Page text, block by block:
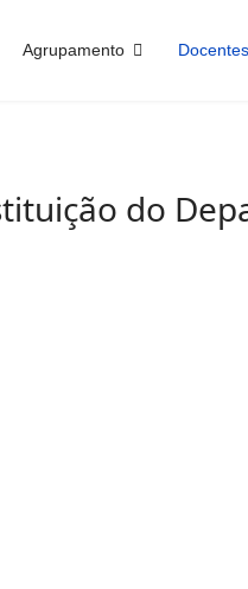
Agrupamento Docentes
do